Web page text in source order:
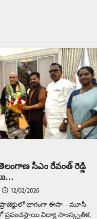
సీఎం రేవంత్ రెడ్డి
12/02/2026
ప్రాజెక్టులో భాగంగా ఈసా – మూసీ
ప్ర‌పంచ‌స్థాయి విద్యా సాంస్కృతిక‌,